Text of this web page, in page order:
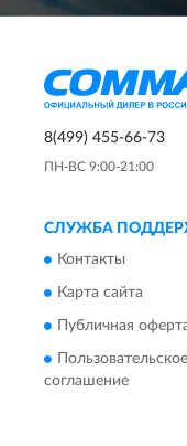
8(499) 455-66-73
ПН-ВС 9:00-21:00
СЛУЖБА
Контакты
Карта сайта
Публичная
Пользовательское
соглашение